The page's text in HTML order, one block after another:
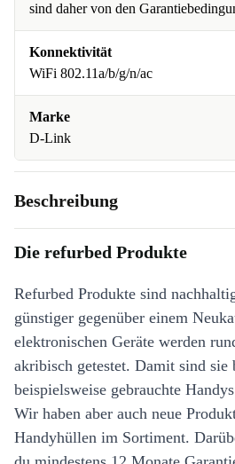
sind daher von den
Konnektivität
WiFi 802.11a/b/g/n/ac
Marke
D-Link
Beschreibung
Die refurbed Produkte
Refurbed Produkte sind
günstiger gegenüber einem
elektronischen Geräte werden
akribisch getestet. Damit sind sie
beispielsweise gebrauchte
Wir haben aber auch neue
Handyhüllen im Sortiment.